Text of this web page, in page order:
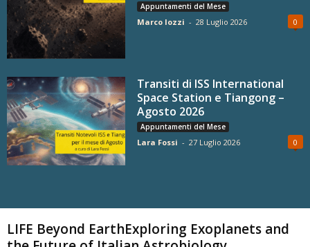
Appuntamenti del Mese
Marco Iozzi - 28 Luglio 2026 0
Transiti di ISS International
Space Station e Tiangong –
Agosto 2026
Appuntamenti del Mese
Lara Fossi - 27 Luglio 2026 0
LIFE Beyond EarthExploring Exoplanets and